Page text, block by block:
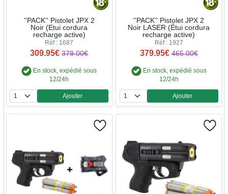
''PACK'' Pistolet JPX 2
Noir (Etui cordura
recharge active)
Réf : 1687
309.95€ 379.00€
En stock, expédié sous
12/24h
Quantité
Ajouter
''PACK'' Pistolet JPX 2
Noir LASER (Étui cordura
recharge active)
Réf : 1927
379.95€ 465.00€
En stock, expédié sous
12/24h
Quantité
Ajouter